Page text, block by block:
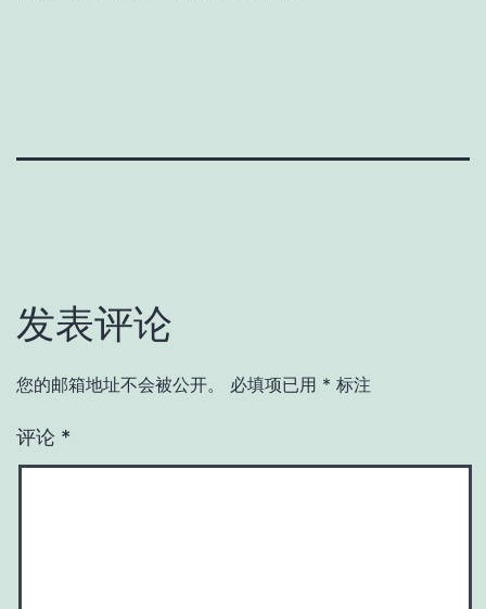
发表评论
您的邮箱地址不会被公开。 必填项已用 * 标注
评论 *